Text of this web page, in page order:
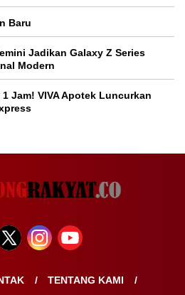
Baru
Jadikan Galaxy Z Series
Modern
Jam! VIVA Apotek Luncurkan
TENTANG KAMI